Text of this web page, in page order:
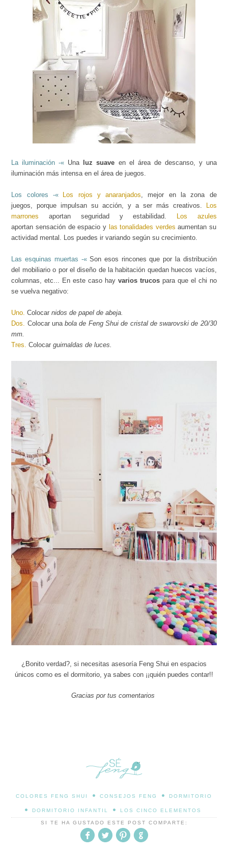
La iluminación -« Una luz suave en el área de descanso, y una
iluminación más intensa en el área de juegos.
Los colores -« Los rojos y anaranjados, mejor en la zona de
juegos, porque impulsan su acción, y a ser más creativos.
Los
marrones aportan seguridad y estabilidad.
Los azules
aportan sensación de espacio y las tonalidades verdes aumentan su
actividad mental. Los puedes ir variando según su crecimiento.
Las esquinas muertas -«Son esos rincones que por la distribución
del mobiliario o por el diseño de la habitación quedan huecos vacíos,
columnas, etc... En este caso hay varios trucospara que el chi no
se vuelva negativo:
Uno. Colocarnidos de papel de abeja.
Dos. Colocar unabola de Feng Shui de cristal de swarovski de 20/30
mm.
Tres. Colocarguirnaldas de luces.
¿Bonito verdad?, si necesitas asesoría Feng Shui en espacios
únicos como es el dormitorio, ya sabes con ¡¡quién puedes contar!!
Gracias por tus comentarios
COLORES FENG SHUI • CONSEJOS FENG • DORMITORIO
• DORMITORIO INFANTIL • LOS CINCO ELEMENTOS
SI TE HA GUSTADO ESTE POST COMPARTE: